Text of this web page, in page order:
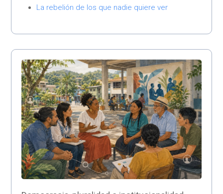
La rebelión de los que nadie quiere ver